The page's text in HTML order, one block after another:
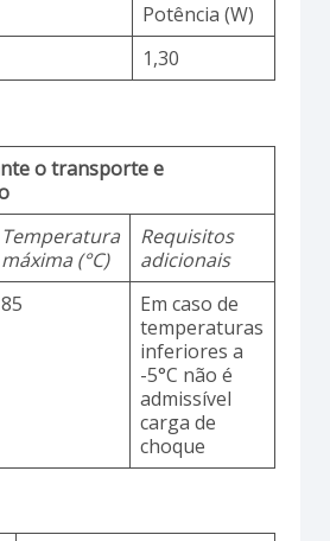
Potência (W)
1,30
o transporte e
Temperatura
máxima (°C)
Requisitos
adicionais
85
Em caso de
temperaturas
inferiores a
-5°C não é
admissível
carga de
choque